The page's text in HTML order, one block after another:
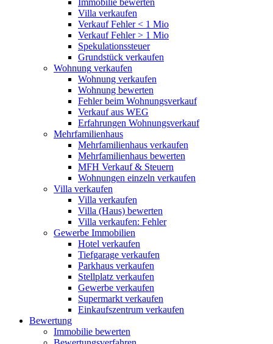
Villa verkaufen
Verkauf Fehler < 1 Mio
Verkauf Fehler > 1 Mio
Spekulationssteuer
Grundstück verkaufen
Wohnung verkaufen
Wohnung verkaufen
Wohnung bewerten
Fehler beim Wohnungsverkauf
Verkauf aus WEG
Erfahrungen Wohnungsverkauf
Mehrfamilienhaus
Mehrfamilienhaus verkaufen
Mehrfamilienhaus bewerten
MFH Verkauf & Steuern
Wohnungen einzeln verkaufen
Villa verkaufen
Villa verkaufen
Villa (Haus) bewerten
Villa verkaufen: Fehler
Gewerbe Immobilien
Hotel verkaufen
Tiefgarage verkaufen
Parkhaus verkaufen
Stellplatz verkaufen
Gewerbe verkaufen
Supermarkt verkaufen
Einkaufszentrum verkaufen
Bewertung
Immobilie bewerten